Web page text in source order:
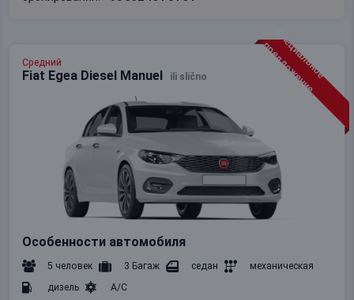
С
п
е
ц
и
а
л
ь
н
о
е
п
р
е
д
л
о
ж
е
н
и
е
Средний
Fiat Egea Diesel Manuel ili slično
Особенности автомобиля
5 человек 3 Багаж седан
механическая
дизель
A/C